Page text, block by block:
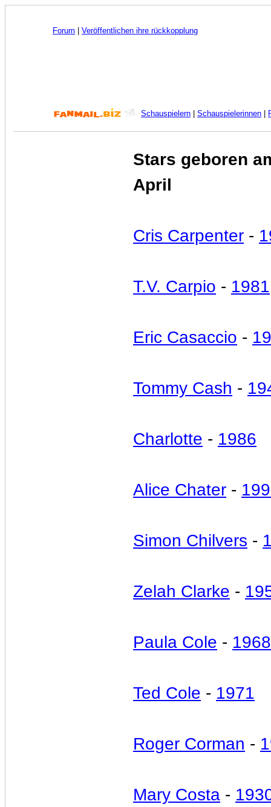
Forum Veröffentlichen ihre rückkopplung
Schauspielern Schauspielerinnen
Stars geboren
April
Cris Carpenter -
T.V. Carpio - 1981
Eric Casaccio -
Tommy Cash -
Charlotte - 1986
Alice Chater -
Simon Chilvers -
Zelah Clarke -
Paula Cole - 1968
Ted Cole - 1971
Roger Corman -
Mary Costa -